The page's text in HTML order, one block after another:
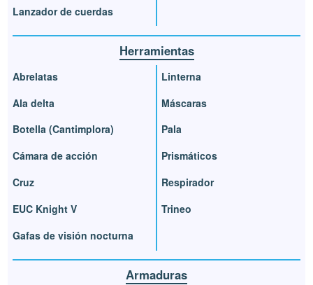
Lanzador de cuerdas
Herramientas
Abrelatas
Ala delta
Botella (Cantimplora)
Cámara de acción
Cruz
EUC Knight V
Gafas de visión nocturna
Linterna
Máscaras
Pala
Prismáticos
Respirador
Trineo
Armaduras